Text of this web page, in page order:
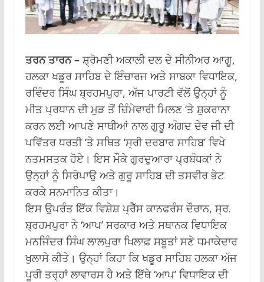
ਤਰਨ ਤਾਰਨ –ਸ਼੍ਰੋਮਣੀ ਅਕਾਲੀ ਦਲ ਦੇ ਸੀਨੀਅਰ ਆਗੂ,
ਹਲਕਾ ਖਡੂਰ ਸਾਹਿਬ ਦੇ ਇੰਚਾਰਜ ਅਤੇ ਸਾਬਕਾ ਵਿਧਾਇਕ,
ਰਵਿੰਦਰ ਸਿੰਘ ਬ੍ਰਹਮਪੁਰਾ, ਅੱਜ ਪਾਰਟੀ ਵੱਲੋਂ ਉਨ੍ਹਾਂ ਨੂੰ
ਮੀਤ ਪ੍ਰਧਾਨ ਦੀ ਮੁੜ ਤੋਂ ਜ਼ਿੰਮੇਵਾਰੀ ਮਿਲਣ ‘ਤੇ ਸ਼ੁਕਰਾਨਾ
ਕਰਨ ਲਈ ਆਪਣੇ ਸਾਥੀਆਂ ਨਾਲ ਗੁਰੂ ਅੰਗਦ ਦੇਵ ਜੀ ਦੀ
ਪਵਿੱਤਰ ਧਰਤੀ ‘ਤੇ ਸਥਿਤ ‘ਸ੍ਰੀ ਦਰਬਾਰ ਸਾਹਿਬ’ ਵਿਖੇ
ਨਤਮਸਤਕ ਹੋਏ। ਇਸ ਮੌਕੇ ਗੁਰਦੁਆਰਾ ਪ੍ਰਬੰਧਕਾਂ ਨੇ
ਉਨ੍ਹਾਂ ਨੂੰ ਸਿਰੋਪਾਉ ਅਤੇ ਗੁਰੂ ਸਾਹਿਬ ਦੀ ਤਸਵੀਰ ਭੇਟ
ਕਰਕੇ ਸਨਮਾਨਿਤ ਕੀਤਾ।
ਇਸ ਉਪਰੰਤ ਇੱਕ ਵਿਸ਼ੇਸ਼ ਪ੍ਰੈੱਸ ਕਾਨਫਰੰਸ ਦੌਰਾਨ, ਸ੍ਰ.
ਬ੍ਰਹਮਪੁਰਾ ਨੇ ‘ਆਪ’ ਸਰਕਾਰ ਅਤੇ ਸਥਾਨਕ ਵਿਧਾਇਕ
ਮਨਜਿੰਦਰ ਸਿੰਘ ਲਾਲਪੁਰਾ ਖਿਲਾਫ਼ ਸਬੂਤਾਂ ਸਣੇ ਧਮਾਕੇਦਾਰ
ਖੁਲਾਸੇ ਕੀਤੇ। ਉਨ੍ਹਾਂ ਕਿਹਾ ਕਿ ਖਡੂਰ ਸਾਹਿਬ ਹਲਕਾ ਅੱਜ
ਪੂਰੀ ਤਰ੍ਹਾਂ ਲਾਵਾਰਸ ਹੈ ਅਤੇ ਇੱਥੇ ‘ਆਪ’ ਵਿਧਾਇਕ ਦੀ